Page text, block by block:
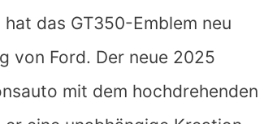
das GT350-Emblem neu
von Ford. Der neue 2025
mit dem hochdrehenden